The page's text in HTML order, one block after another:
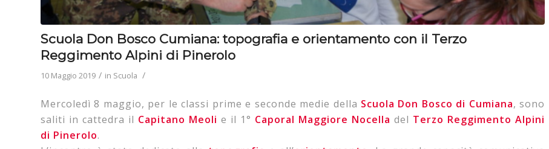
Scuola Don Bosco Cumiana: topografia e orientamento con il Terzo
Reggimento Alpini di Pinerolo
10 Maggio 2019 / in Scuola /
Mercoledì 8 maggio, per le classi prime e seconde medie della Scuola Don Bosco di Cumiana, sono
saliti in cattedra il Capitano Meoli e il 1° Caporal Maggiore Nocella del Terzo Reggimento Alpini
di Pinerolo.